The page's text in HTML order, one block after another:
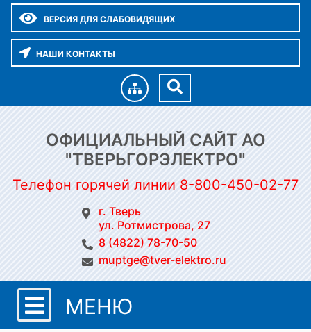
ВЕРСИЯ ДЛЯ СЛАБОВИДЯЩИХ
НАШИ КОНТАКТЫ
ОФИЦИАЛЬНЫЙ САЙТ АО
"ТВЕРЬГОРЭЛЕКТРО"
Телефон горячей линии 8-800-450-02-77
г. Тверь
ул. Ротмистрова, 27
8 (4822) 78-70-50
muptge@tver-elektro.ru
МЕНЮ